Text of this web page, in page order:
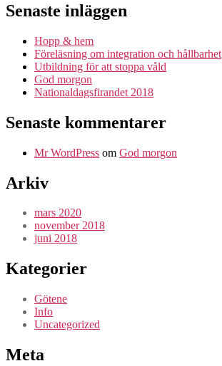
Senaste inläggen
Hopp & hem
Föreläsning om integration och hållbarhet
Utbildning för att stoppa våld
God morgon
Nationaldagsfirandet 2018
Senaste kommentarer
Mr WordPress om God morgon
Arkiv
mars 2020
november 2018
juni 2018
Kategorier
Götene
Info
Uncategorized
Meta